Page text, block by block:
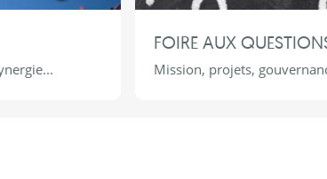
FOIRE AUX
Mission, projets,